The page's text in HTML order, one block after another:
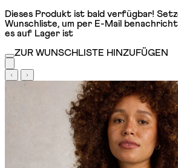
Dieses Produkt ist bald verfügbar!
Wunschliste, um per E-Mail
es auf Lager ist
ZUR WUNSCHLISTE HINZUFÜGEN